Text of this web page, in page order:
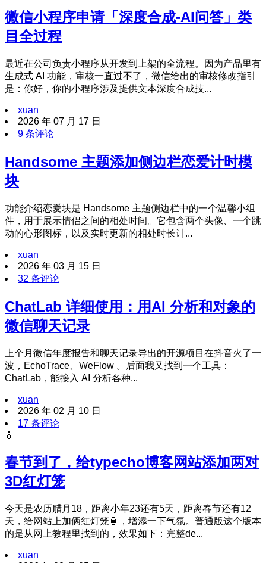
微信小程序申请「深度合成-AI问答」类
目全过程
最近在公司负责小程序从开发到上架的全流程。因为产品里有
生成式 AI 功能，审核一直过不了，微信给出的审核修改指引
是：你好，你的小程序涉及提供文本深度合成技...
xuan
2026 年 07 月 17 日
9 条评论
Handsome 主题添加侧边栏恋爱计时模
块
功能介绍恋爱块是 Handsome 主题侧边栏中的一个温馨小组
件，用于展示情侣之间的相处时间。它包含两个头像、一个跳
动的心形图标，以及实时更新的相处时长计...
xuan
2026 年 03 月 15 日
32 条评论
ChatLab 详细使用：用AI 分析和对象的
微信聊天记录
上个月微信年度报告和聊天记录导出的开源项目在抖音火了一
波，EchoTrace、WeFlow 。后面我又找到一个工具：
ChatLab，能接入 AI 分析各种...
xuan
2026 年 02 月 10 日
17 条评论
🏮
春节到了，给typecho博客网站添加两对
3D红灯笼
今天是农历腊月18，距离小年23还有5天，距离春节还有12
天，给网站上加俩红灯笼🏮，增添一下气氛。普通版这个版本
的是从网上教程里找到的，效果如下：完整de...
xuan